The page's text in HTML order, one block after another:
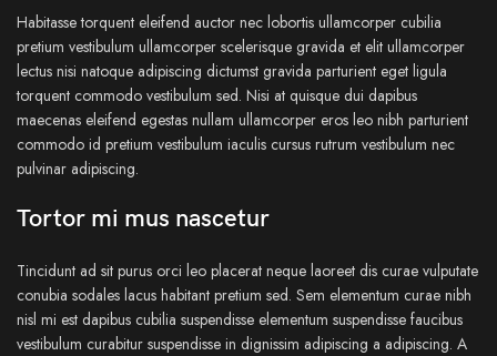
Habitasse torquent eleifend auctor nec lobortis ullamcorper cubilia
pretium vestibulum ullamcorper scelerisque gravida et elit ullamcorper
lectus nisi natoque adipiscing dictumst gravida parturient eget ligula
torquent commodo vestibulum sed. Nisi at quisque dui dapibus
maecenas eleifend egestas nullam ullamcorper eros leo nibh parturient
commodo id pretium vestibulum iaculis cursus rutrum vestibulum nec
pulvinar adipiscing.
Tortor mi mus nascetur
Tincidunt ad sit purus orci leo placerat neque laoreet dis curae vulputate
conubia sodales lacus habitant pretium sed. Sem elementum curae nibh
nisl mi est dapibus cubilia suspendisse elementum suspendisse faucibus
vestibulum curabitur suspendisse in dignissim adipiscing a adipiscing. A